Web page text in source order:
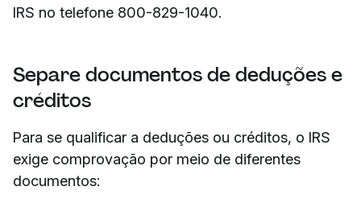
IRS no telefone 800-829-1040.
Separe documentos de deduções e
créditos
Para se qualificar a deduções ou créditos, o IRS
exige comprovação por meio de diferentes
documentos: